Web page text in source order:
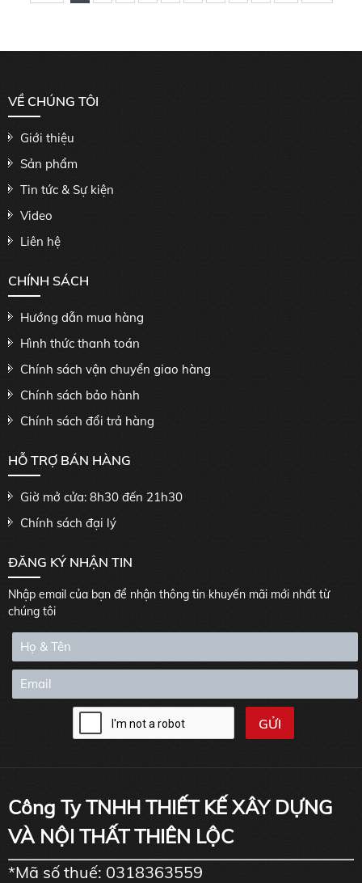
VỀ CHÚNG TÔI
Giới thiệu
Sản phẩm
Tin tức & Sự kiện
Video
Liên hệ
CHÍNH SÁCH
Hướng dẫn mua hàng
Hình thức thanh toán
Chính sách vận chuyển giao hàng
Chính sách bảo hành
Chính sách đổi trả hàng
HỖ TRỢ BÁN HÀNG
Giờ mở cửa: 8h30 đến 21h30
Chính sách đại lý
ĐĂNG KÝ NHẬN TIN
Nhập email của bạn để nhận thông tin khuyến mãi mới nhất từ
chúng tôi
Công Ty TNHH THIẾT KẾ XÂY DỰNG
VÀ NỘI THẤT THIÊN LỘC
*Mã số thuế: 0318363559